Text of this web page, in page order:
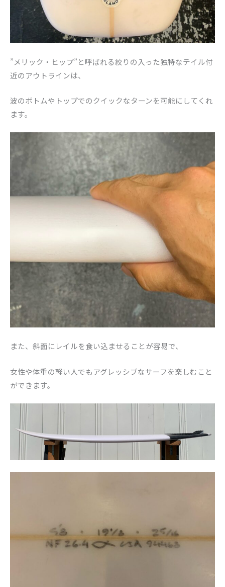
”メリック・ヒップ”と呼ばれる絞りの入った独特なテイル付
近のアウトラインは、
波のボトムやトップでのクイックなターンを可能にしてくれ
ます。
また、斜面にレイルを食い込ませることが容易で、
女性や体重の軽い人でもアグレッシブなサーフを楽しむこと
ができ ます。